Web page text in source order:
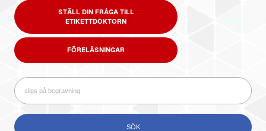
STÄLL DIN FRÅGA TILL
ETIKETTDOKTORN
FÖRELÄSNINGAR